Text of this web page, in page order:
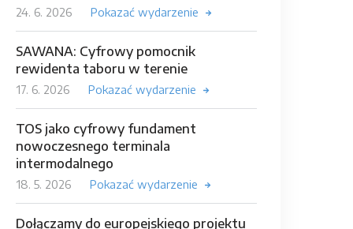
24. 6. 2026 Pokazać wydarzenie
SAWANA: Cyfrowy pomocnik
rewidenta taboru w terenie
17. 6. 2026 Pokazać wydarzenie
TOS jako cyfrowy fundament
nowoczesnego terminala
intermodalnego
18. 5. 2026 Pokazać wydarzenie
Dołączamy do europejskiego projektu